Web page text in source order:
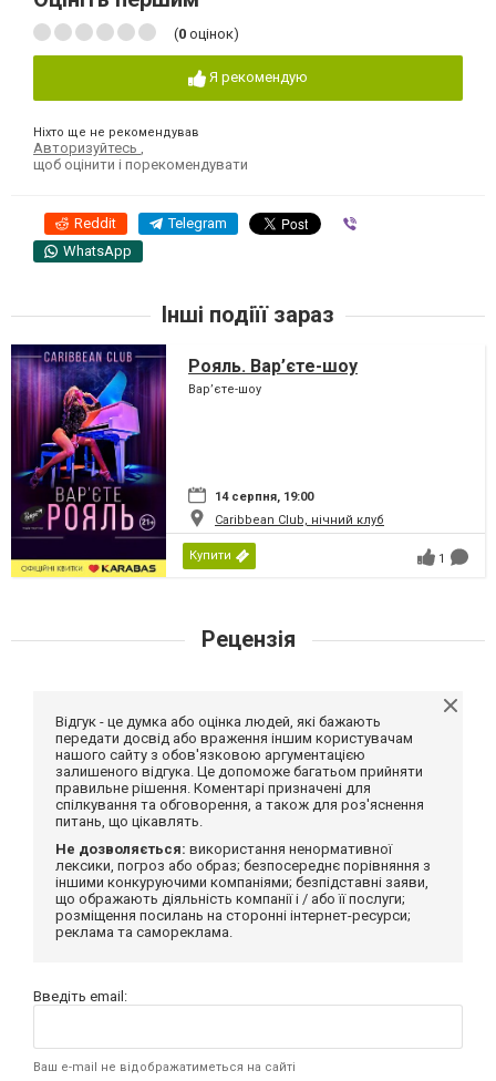
(0 оцінок)
Я рекомендую
Ніхто ще не рекомендував
Авторизуйтесь
щоб оцінити і порекомендувати
Reddit Telegram
WhatsApp
Інші подіїї зараз
Рояль. Вар’єте-шоу
Вар’єте-шоу
14 серпня, 19:00
Caribbean Club, нічний клуб
Купити 1
Рецензія
Відгук - це думка або оцінка людей, які бажають
передати досвід або враження іншим користувачам
нашого сайту з обов'язковою аргументацією
залишеного відгука. Це допоможе багатьом прийняти
правильне рішення. Коментарі призначені для
спілкування та обговорення, а також для роз'яснення
питань, що цікавлять.
Не дозволяється: використання ненормативної
лексики, погроз або образ; безпосереднє порівняння з
іншими конкуруючими компаніями; безпідставні заяви,
що ображають діяльність компанії і / або її послуги;
розміщення посилань на сторонні інтернет-ресурси;
реклама та самореклама.
Введіть email:
Ваш e-mail не відображатиметься на сайті